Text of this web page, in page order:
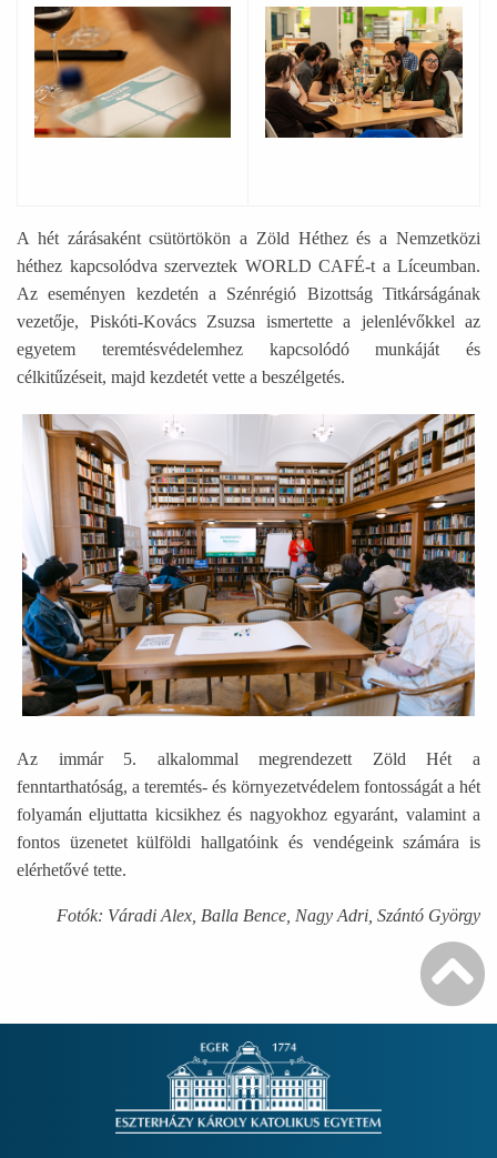
Ábra képaláírással: Egy közelikép egy asztalról amin
Ábra képaláírással:
A hét zárásaként csütörtökön a Zöld Héthez és a Nemzetközi
héthez kapcsolódva szerveztek WORLD CAFÉ-t a Líceumban.
Az eseményen kezdetén a Szénrégió Bizottság Titkárságának
vezetője, Piskóti-Kovács Zsuzsa ismertette a jelenlévőkkel az
egyetem teremtésvédelemhez kapcsolódó munkáját és
célkitűzéseit, majd kezdetét vette a beszélgetés.
Ábra képaláírással: Emberek ülnek egy teremben és
Az immár 5. alkalommal megrendezett Zöld Hét a
fenntarthatóság, a teremtés- és környezetvédelem fontosságát a hét
folyamán eljuttatta kicsikhez és nagyokhoz egyaránt, valamint a
fontos üzenetet külföldi hallgatóink és vendégeink számára is
elérhetővé tette.
Fotók: Váradi Alex, Balla Bence, Nagy Adri, Szántó György